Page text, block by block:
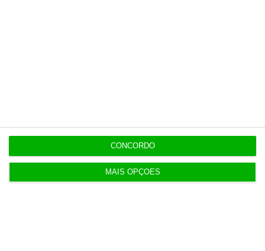
MAIS OPÇÕES
CONCORDO
Newsletters
Receba gratuitamente informação económica de